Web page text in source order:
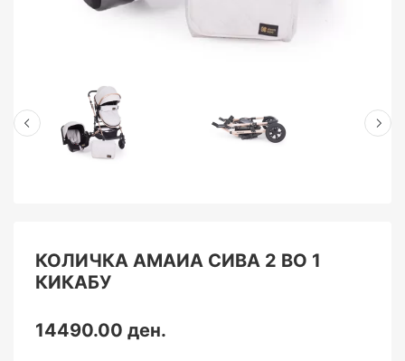
КОЛИЧКА АМАИА СИВА 2 ВО 1
КИКАБУ
14490.00 ден.